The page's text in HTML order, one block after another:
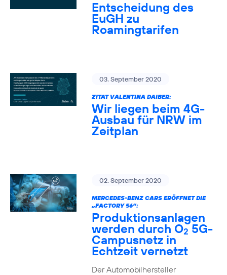
Entscheidung des
EuGH zu
Roamingtarifen
03. September 2020
ZITAT VALENTINA DAIBER:
Wir liegen beim 4G-
Ausbau für NRW im
Zeitplan
02. September 2020
MERCEDES-BENZ CARS ERÖFFNET DIE
„FACTORY 56“:
Produktionsanlagen
werden durch O25G-
Campusnetz in
Echtzeit vernetzt
Der Automobilhersteller